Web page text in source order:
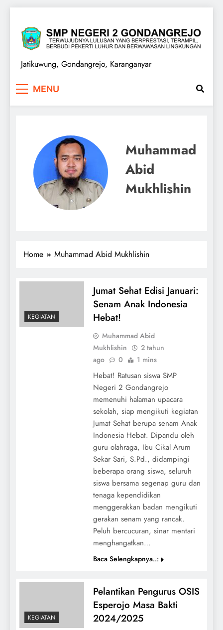
content
SMPN 2 GONDANGREJO
Jatikuwung, Gondangrejo, Karanganyar
MENU
Muhammad
Abid
Mukhlishin
Home Muhammad Abid Mukhlishin
KEGIATAN
Jumat Sehat Edisi Januari:
Senam Anak Indonesia
Hebat!
Muhammad Abid
Mukhlishin
2 tahun
ago
0 1 mins
Hebat! Ratusan siswa SMP
Negeri 2 Gondangrejo
memenuhi halaman upacara
sekolah, siap mengikuti kegiatan
Jumat Sehat berupa senam Anak
Indonesia Hebat. Dipandu oleh
guru olahraga, Ibu Cikal Arum
Sekar Sari, S.Pd., didampingi
beberapa orang siswa, seluruh
siswa bersama segenap guru dan
tenaga kependidikan
menggerakkan badan mengikuti
gerakan senam yang rancak.
Peluh bercucuran, sinar mentari
menghangatkan…
Baca Selengkapnya..:
KEGIATAN
Pelantikan Pengurus OSIS
Esperojo Masa Bakti
2024/2025